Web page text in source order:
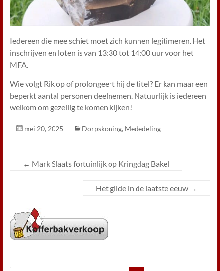
Iedereen die mee schiet moet zich kunnen legitimeren. Het
inschrijven en loten is van 13:30 tot 14:00 uur voor het
MFA.
Wie volgt Rik op of prolongeert hij de titel? Er kan maar een
beperkt aantal personen deelnemen. Natuurlijk is iedereen
welkom om gezellig te komen kijken!
mei 20, 2025 Dorpskoning, Mededeling
← Mark Slaats fortuinlijk op Kringdag Bakel
Het gilde in de laatste eeuw →